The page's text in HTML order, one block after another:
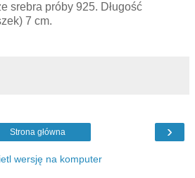
srebra próby 925. Długość
7 cm.
›
Strona główna
wersję na komputer